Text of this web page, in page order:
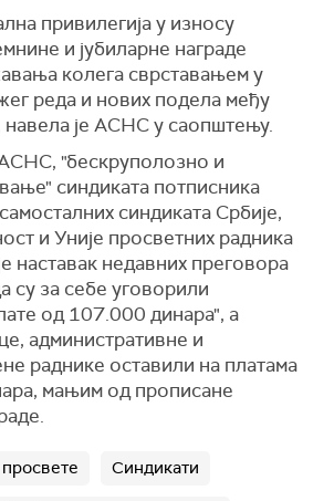
привилегија у износу
и јубиларне награде
колега сврставањем у
реда и нових подела међу
навела је АСНС у саопштењу.
"бескруполозно и
синдиката потписника
синдиката Србије,
и Уније просветних радника
наставак недавних преговора
су за себе уговорили
од 107.000 динара", а
административне и
раднике оставили на платама
мањим од прописане
Синдикати